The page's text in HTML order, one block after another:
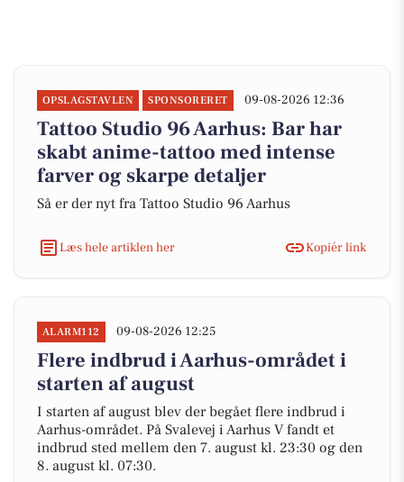
OPSLAGSTAVLEN SPONSORERET 09-08-2026 12:36
Tattoo Studio 96 Aarhus: Bar har
skabt anime-tattoo med intense
farver og skarpe detaljer
Så er der nyt fra Tattoo Studio 96 Aarhus
Læs hele artiklen her Kopiér link
ALARM112 09-08-2026 12:25
Flere indbrud i Aarhus-området i
starten af august
I starten af august blev der begået flere indbrud i
Aarhus-området. På Svalevej i Aarhus V fandt et
indbrud sted mellem den 7. august kl. 23:30 og den
8. august kl. 07:30.